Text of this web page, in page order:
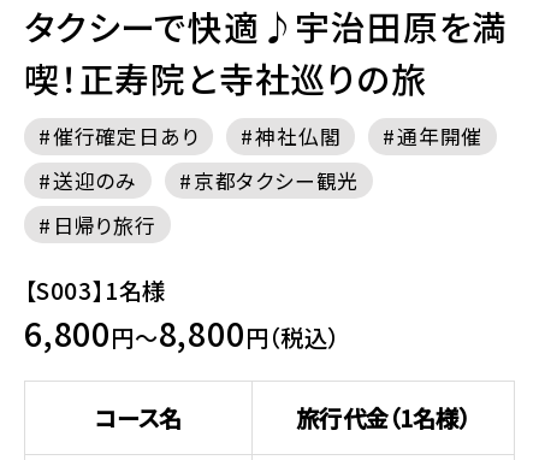
タクシーで快適♪宇治田原を満
喫！正寿院と寺社巡りの旅
催行確定日あり 神社仏閣
通年開催
送迎のみ
京都タクシー観光
日帰り旅行
【S003】1名様
6,800円～8,800円（税込）
コース名 旅行代金（1名様）